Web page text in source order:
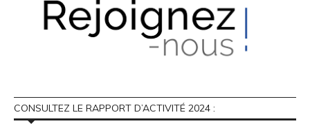
CONSULTEZ LE RAPPORT D’ACTIVITÉ 2024 :